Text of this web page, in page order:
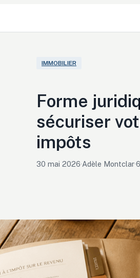
IMMOBILIER
Forme
sécuriser
impôts
30 mai 2026·Adèle Montclar·